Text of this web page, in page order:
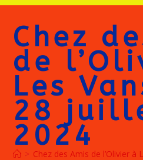
Chez
de
Les
28
2024
> Chez des Amis de l’Olivier